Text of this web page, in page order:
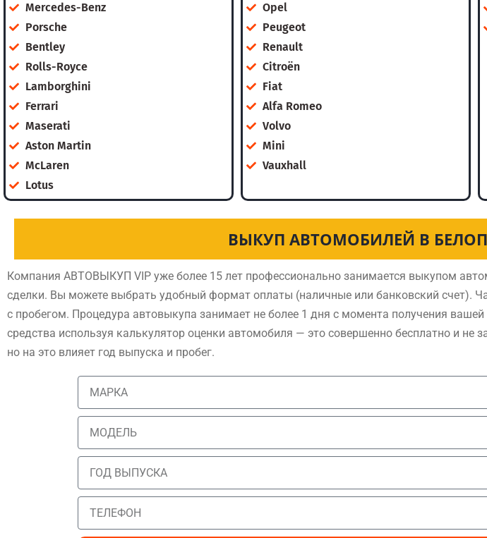
Mercedes-Benz
Porsche
Bentley
Rolls-Royce
Lamborghini
Ferrari
Maserati
Aston Martin
McLaren
Lotus
Opel
Peugeot
Renault
Citroën
Fiat
Alfa Romeo
Volvo
Mini
Vauxhall
ВЫКУП АВТОМОБИЛЕЙ В
Компания АВТОВЫКУП VIP уже более 15 лет профессионально занимается выкупом
сделки. Вы можете выбрать удобный формат оплаты (наличные или банковский счет).
с пробегом. Процедура автовыкупа занимает не более 1 дня с момента получения
средства используя калькулятор оценки автомобиля — это совершенно бесплатно и
но на это влияет год выпуска и пробег.